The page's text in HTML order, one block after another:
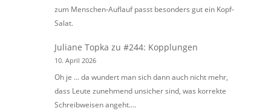
zum Menschen-Auflauf passt besonders gut ein Kopf-
Salat.
Juliane Topka zu#244: Kopplungen
10. April 2026
Oh je ... da wundert man sich dann auch nicht mehr,
dass Leute zunehmend unsicher sind, was korrekte
Schreibweisen angeht.…